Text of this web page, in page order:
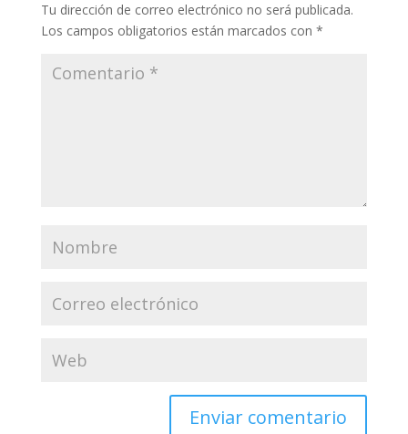
Tu dirección de correo electrónico no será publicada.
Los campos obligatorios están marcados con *